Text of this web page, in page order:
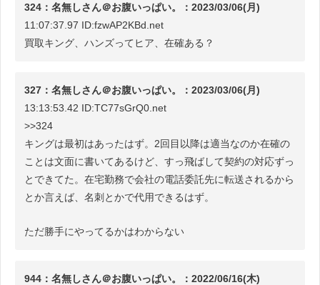
324：名無しさん＠お腹いっぱい。：2023/03/06(月)
11:07:37.97 ID:fzwAP2KBd.net
買取キング、ハンズってヒア、在確ある？
327：名無しさん＠お腹いっぱい。：2023/03/06(月)
13:13:53.42 ID:TC77sGrQ0.net
>>324
キングは最初はあったはず。2回目以降は適当なのか在確の
ことは文面に書いてあるけど、すっ飛ばして契約の対応ずっ
とできてた。在宅勤務で会社の電話委託先に転送されるから
とか言えば、名刺とかで代用できるはず。
ただ勝手にやってるかはわからない
944：名無しさん＠お腹いっぱい。：2022/06/16(木)